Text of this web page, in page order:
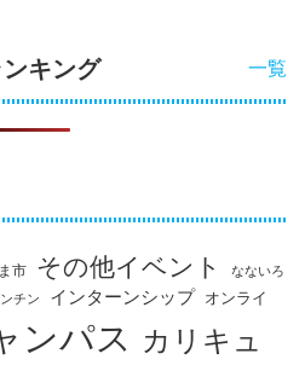
一覧
キング
市 その他イベント
なないろ
チン インターンシップ オンライ
ンパス カリキュ